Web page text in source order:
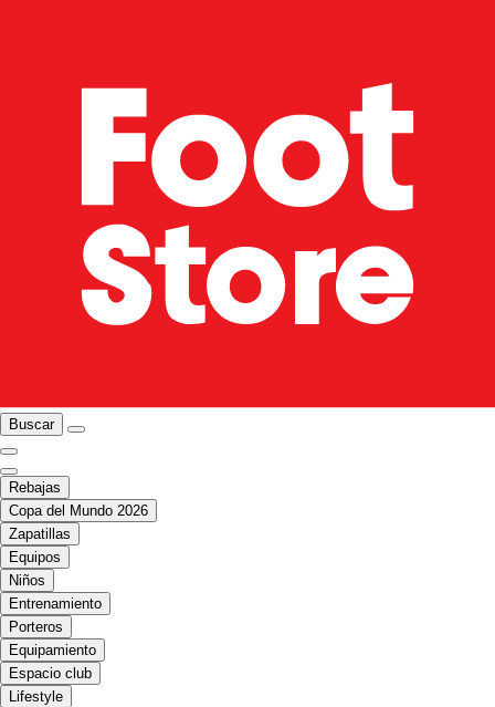
Buscar
Rebajas
Copa del Mundo 2026
Zapatillas
Equipos
Niños
Entrenamiento
Porteros
Equipamiento
Espacio club
Lifestyle